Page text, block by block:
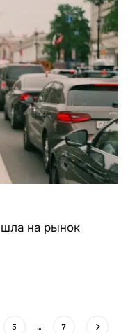
на рынок
5 … 7